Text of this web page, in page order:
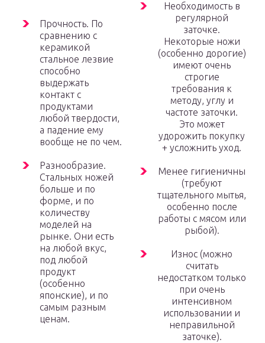
Прочность. По
сравнению с
керамикой
стальное лезвие
способно
выдержать
контакт с
продуктами
любой твердости,
а падение ему
вообще не по чем.
Разнообразие.
Стальных ножей
больше и по
форме, и по
количеству
моделей на
рынке. Они есть
на любой вкус,
под любой
продукт
(особенно
японские), и по
самым разным
ценам.
Необходимость в
регулярной
заточке.
Некоторые ножи
(особенно дорогие)
имеют очень
строгие
требования к
методу, углу и
частоте заточки.
Это может
удорожить покупку
+ усложнить уход.
Менее гигиеничны
(требуют
тщательного мытья,
особенно после
работы с мясом или
рыбой).
Износ (можно
считать
недостатком только
при очень
интенсивном
использовании и
неправильной
заточке).